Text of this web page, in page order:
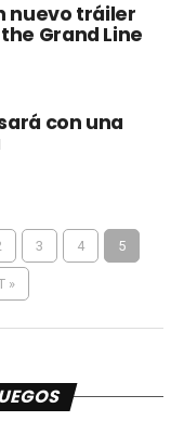
nuevo tráiler
Grand Line
con una
3 4 5
»